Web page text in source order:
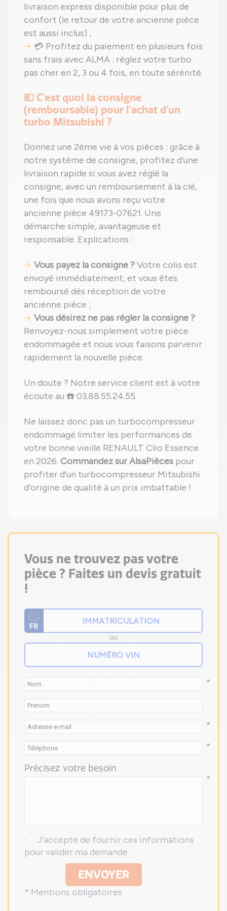
livraison express disponible pour plus de
confort (le retour de votre ancienne pièce
est aussi inclus) ;
💳 Profitez du paiement en plusieurs fois
sans frais avec ALMA : réglez votre turbo
pas cher en 2, 3 ou 4 fois, en toute sérénité.
💶 C'est quoi la consigne
(remboursable) pour l'achat d'un
turbo Mitsubishi ?
Donnez une 2ème vie à vos pièces : grâce à
notre système de consigne, profitez d'une
livraison rapide si vous avez réglé la
consigne, avec un remboursement à la clé,
une fois que nous avons reçu votre
ancienne pièce 49173-07621. Une
démarche simple, avantageuse et
responsable. Explications :
Vous payez la consigne ?Votre colis est
envoyé immédiatement, et vous êtes
remboursé dès réception de votre
ancienne pièce ;
Vous désirez ne pas régler la consigne ?
Renvoyez-nous simplement votre pièce
endommagée et nous vous faisons parvenir
rapidement la nouvelle pièce.
Un doute ? Notre service client est à votre
écoute au ☎️ 03.88.55.24.55.
Ne laissez donc pas un turbocompresseur
endommagé limiter les performances de
votre bonne vieille RENAULT Clio Essence
en 2026. Commandez sur AlsaPièces pour
profiter d'un turbocompresseur Mitsubishi
d'origine de qualité à un prix imbattable !
Vous ne trouvez pas votre
pièce ? Faites un devis gratuit
!
OU
*
*
*
Précisez votre besoin
*
J'accepte de fournir ces informations
pour valider ma demande
ENVOYER
* Mentions obligatoires